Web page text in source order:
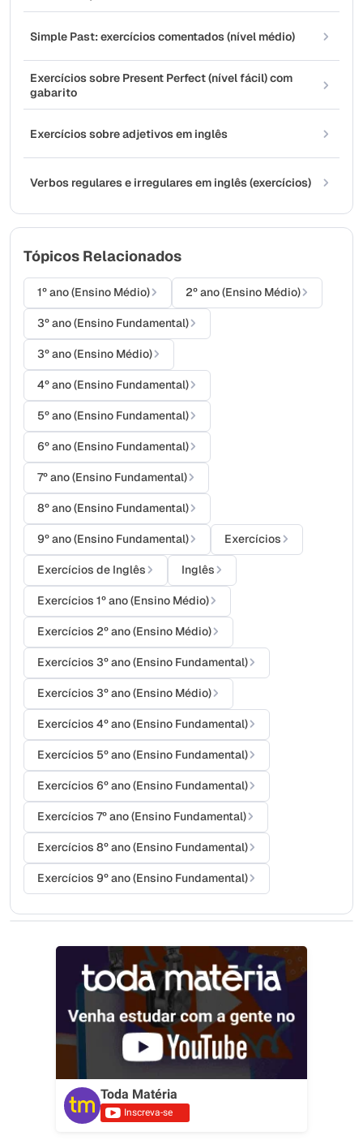
Simple Past: exercícios comentados (nível médio)
Exercícios sobre Present Perfect (nível fácil) com
gabarito
Exercícios sobre adjetivos em inglês
Verbos regulares e irregulares em inglês (exercícios)
Tópicos Relacionados
1º ano (Ensino Médio) 2º ano (Ensino Médio)
3º ano (Ensino Fundamental)
3º ano (Ensino Médio)
4º ano (Ensino Fundamental)
5º ano (Ensino Fundamental)
6º ano (Ensino Fundamental)
7º ano (Ensino Fundamental)
8º ano (Ensino Fundamental)
9º ano (Ensino Fundamental) Exercícios
Exercícios de Inglês Inglês
Exercícios 1º ano (Ensino Médio)
Exercícios 2º ano (Ensino Médio)
Exercícios 3º ano (Ensino Fundamental)
Exercícios 3º ano (Ensino Médio)
Exercícios 4º ano (Ensino Fundamental)
Exercícios 5º ano (Ensino Fundamental)
Exercícios 6º ano (Ensino Fundamental)
Exercícios 7º ano (Ensino Fundamental)
Exercícios 8º ano (Ensino Fundamental)
Exercícios 9º ano (Ensino Fundamental)
Toda Matéria
Inscreva-se